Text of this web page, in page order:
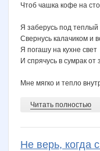
Чтоб чашка кофе на
Я заберусь под теплый
Свернусь калачиком и
Я погашу на кухне свет
И спрячусь в сумрак от
Мне мягко и тепло
Читать полностью
Не верь, когда